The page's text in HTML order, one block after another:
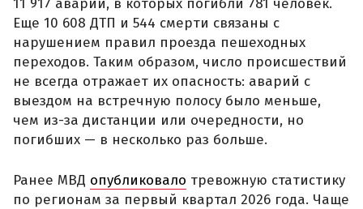
11 917 аварий, в которых погибли 781 человек.
Еще 10 608 ДТП и 544 смерти связаны с
нарушением правил проезда пешеходных
переходов. Таким образом, число происшествий
не всегда отражает их опасность: аварий с
выездом на встречную полосу было меньше,
чем из-за дистанции или очередности, но
погибших — в несколько раз больше.
Ранее МВД опубликовало тревожную статистику
по регионам за первый квартал 2026 года. Чаще